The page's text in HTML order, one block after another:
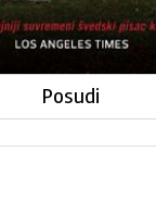
Posudi